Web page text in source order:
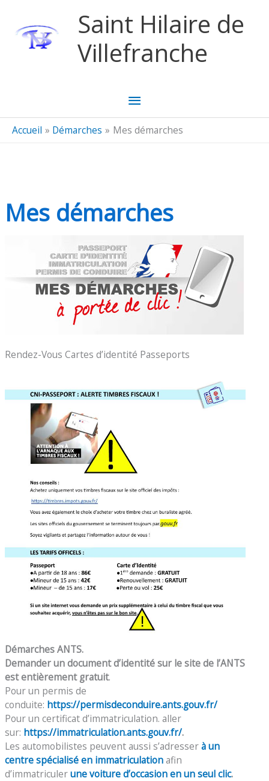
Saint Hilaire de
Villefranche
Menu
principal
Accueil Démarches Mes démarches
Mes démarches
Rendez-Vous Cartes d’identité Passeports
Démarches ANTS.
Demander un document d’identité sur le site de l’ANTS
est entièrement gratuit.
Pour un permis de
conduite: https://permisdeconduire.ants.gouv.fr/
Pour un certificat d’immatriculation. aller
sur: https://immatriculation.ants.gouv.fr/.
Les automobilistes peuvent aussi s’adresserà un
centre spécialisé en immatriculationafin
d’immatriculerune voiture d’occasion en un seul clic.